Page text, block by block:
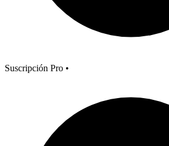
Suscripción Pro •